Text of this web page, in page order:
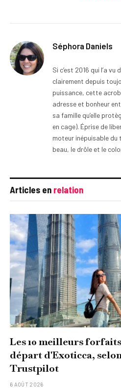
Séphora Daniels
Si c’est 2016 qui l’a vu
clairement depuis
puissance, cette
adresse et bonheur
sa famille qu’elle
en cage). Éprise de
moteur inépuisable
beau, le drôle et le
Articles en relation
Les 10 meilleurs
départ d'Exoticca,
Trustpilot
6 AOÛT 2026